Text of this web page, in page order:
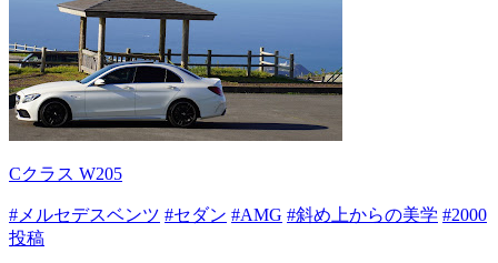
Cクラス W205
#メルセデスベンツ #セダン #AMG #斜め上からの美学 #2000
投稿